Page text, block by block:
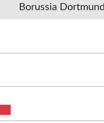
Borussia Dortmund